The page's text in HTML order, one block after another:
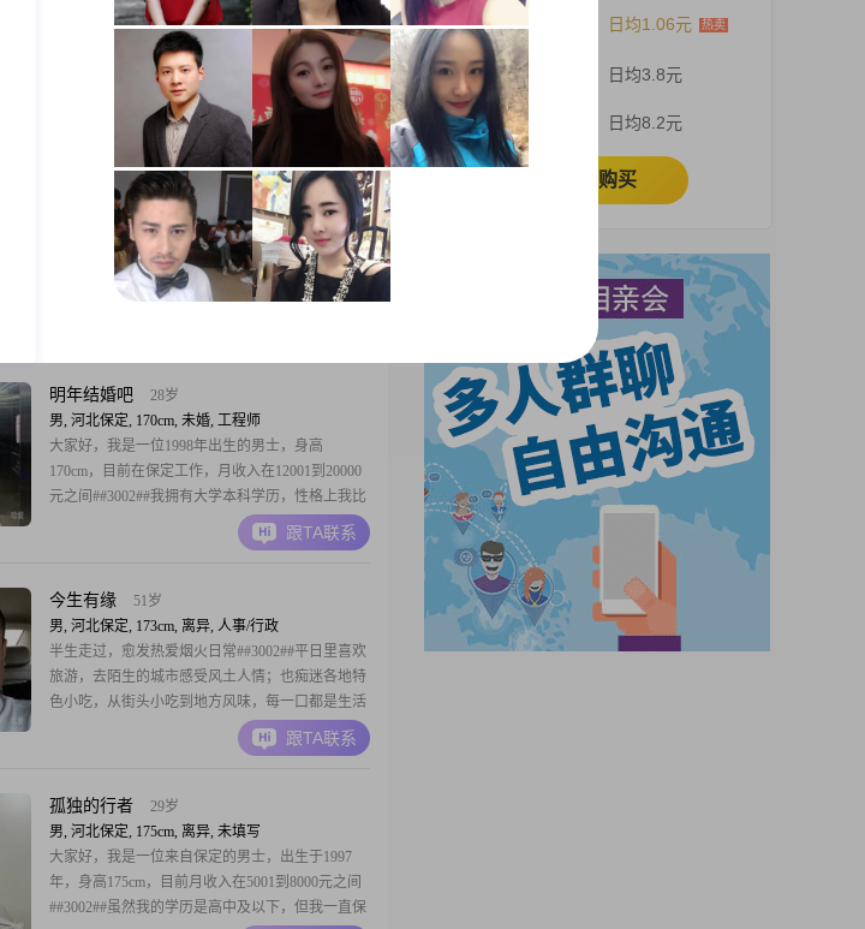
男, 河北保定, 174cm, 离异, 总经理
人到中年，事业小成，觅一良人，一起享日出日
落，看花落花开！
跟TA联系
你和我回爱吗
73岁
男, 河北保定, 165cm, 未婚, 未填写
大家好，我是一位来自保定的男士，出生于1953年
##3002##我身高165cm，虽然不算特别高大，但我
相信身高并不是最重要的，重要的是人的品格和内
##3002##我拥有大学本科学历，在那个年代，这样
的学历已经相当不错了##3
明年结婚吧
28岁
男, 河北保定, 170cm, 未婚, 工程师
大家好，我是一位1998年出生的男士，身高
170cm，目前在保定工作，月收入在12001到20000
元之间##3002##我拥有大学本科学历，性格上我比
较稳重可靠，也喜欢用幽默来调节气氛，让自己和
身边的人都感到轻松愉快##3002##我对待生活乐观
我追求的是稳定而安逸
跟TA联系
今生有缘
51岁
男, 河北保定, 173cm, 离异, 人事/行政
半生走过，愈发热爱烟火日常##3002##平日里喜欢
旅游，去陌生的城市感受风土人情；也痴迷各地特
色小吃，从街头小吃到地方风味，每一口都是生活
的美好##3002##不追求浮华，只向往简单安稳的幸
福，希望能找到一位温柔善良的伴侣，一起去看山
诗，携手相伴，温暖终老##3002##外地
跟TA联系
孤独的行者
29岁
男, 河北保定, 175cm, 离异, 未填写
大家好，我是一位来自保定的男士，出生于1997
年，身高175cm，目前月收入在5001到8000元之间
##3002##虽然我的学历是高中及以下，但我一直保
日均1.06元
日均3.8元
日均8.2元
立即购买